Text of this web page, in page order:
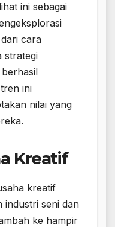
ini sebagai
cara
strategi
ini
nilai yang
Kreatif
kreatif
industri seni dan
ke hampir